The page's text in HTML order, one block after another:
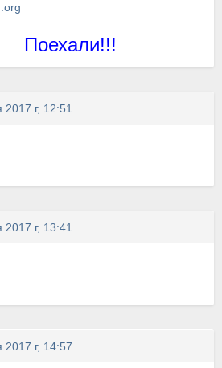
Поехали!!!
г, 12:51
г, 13:41
г, 14:57